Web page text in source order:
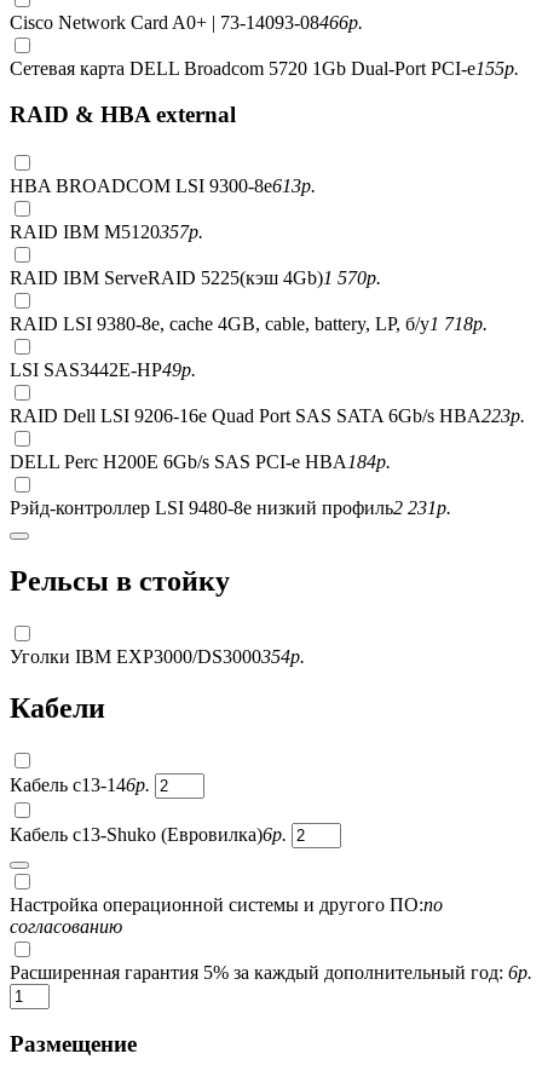
Cisco Network Card A0+ | 73-14093-08466р.
Сетевая карта DELL Broadcom 5720 1Gb Dual-Port PCI-e155р.
RAID & HBA external
HBA BROADCOM LSI 9300-8e613р.
RAID IBM M5120357р.
RAID IBM ServeRAID 5225(кэш 4Gb)1 570р.
RAID LSI 9380-8e, сache 4GB, cable, battery, LP, б/у1 718р.
LSI SAS3442E-HP49р.
RAID Dell LSI 9206-16e Quad Port SAS SATA 6Gb/s HBA223р.
DELL Perc H200E 6Gb/s SAS PCI-e HBA 184р.
Рэйд-контроллер LSI 9480-8e низкий профиль2 231р.
Рельсы в стойку
Уголки IBM EXP3000/DS3000354р.
Кабели
Кабель c13-146р.
Кабель c13-Shuko (Евровилка)6р.
Настройка операционной системы и другого ПО:по
согласованию
Расширенная гарантия 5% за каждый дополнительный год: 6р.
Размещение